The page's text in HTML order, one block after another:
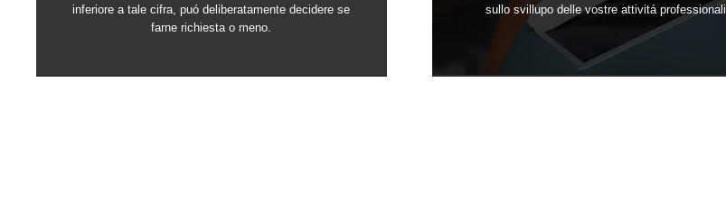
inferiore a tale cifra, puó deliberatamente decidere se
farne richiesta o meno.
sullo svillupo delle vostre attivitá professionali.